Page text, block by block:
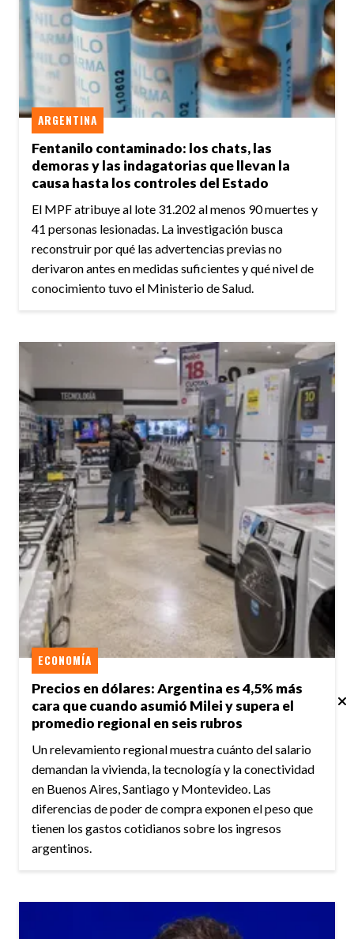
Fentanilo contaminado: los chats, las
demoras y las indagatorias que llevan la
causa hasta los controles del Estado
ARGENTINA
El MPF atribuye al lote 31.202 al menos 90 muertes y
41 personas lesionadas. La investigación busca
reconstruir por qué las advertencias previas no
derivaron antes en medidas suficientes y qué nivel de
conocimiento tuvo el Ministerio de Salud.
Precios en dólares: Argentina es 4,5% más
cara que cuando asumió Milei y supera el
promedio regional en seis rubros
ECONOMÍA
Un relevamiento regional muestra cuánto del salario
demandan la vivienda, la tecnología y la conectividad
en Buenos Aires, Santiago y Montevideo. Las
diferencias de poder de compra exponen el peso que
tienen los gastos cotidianos sobre los ingresos
argentinos.